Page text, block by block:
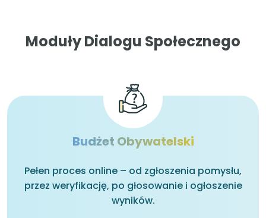
Moduły Dialogu Społecznego
Budżet Obywatelski
Pełen proces online – od zgłoszenia pomysłu,
przez weryfikację, po głosowanie i ogłoszenie
wyników.